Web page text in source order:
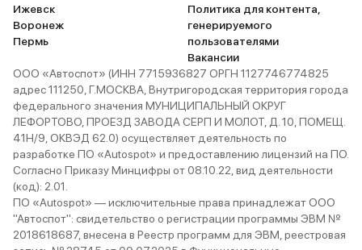
Ижевск
Воронеж
Пермь
Политика для контента,
генерируемого
пользователями
Вакансии
ООО «Автоспот» (ИНН 7715936827 ОРГН 1127746774825
адрес 111250, Г.МОСКВА, Внутригородская территория города
федерального значения МУНИЦИПАЛЬНЫЙ ОКРУГ
ЛЕФОРТОВО, ПРОЕЗД ЗАВОДА СЕРП И МОЛОТ, Д. 10, ПОМЕЩ.
41Н/9, ОКВЭД 62.0) осуществляет деятельность по
разработке ПО «Autospot» и предоставлению лицензий на ПО.
Согласно Приказу Минцифры от 08.10.22, вид деятельности
(код): 2.01.
ПО «Autospot» — исключительные права принадлежат ООО
"Автоспот": свидетельство о регистрации программы ЭВМ №
2018618687, внесена в Реестр программ для ЭВМ, реестровая